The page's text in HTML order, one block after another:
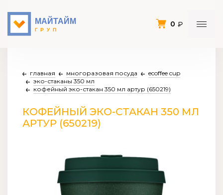
0
главная многоразовая посуда
ecoffee cup
эко-стаканы 350 мл
кофейный эко-стакан 350 мл артур (650219)
КОФЕЙНЫЙ ЭКО-СТАКАН 350 МЛ
АРТУР (650219)